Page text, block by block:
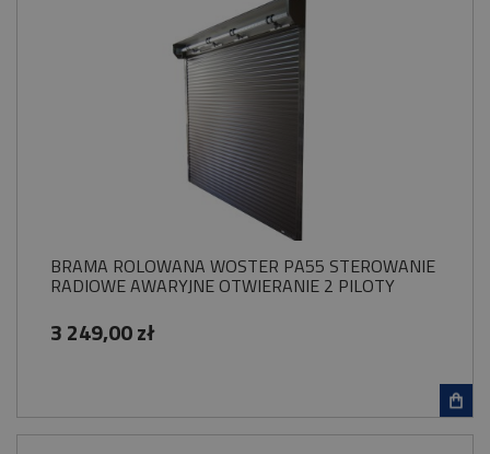
BRAMA ROLOWANA WOSTER PA55 STEROWANIE
RADIOWE AWARYJNE OTWIERANIE 2 PILOTY
3 249,00 zł